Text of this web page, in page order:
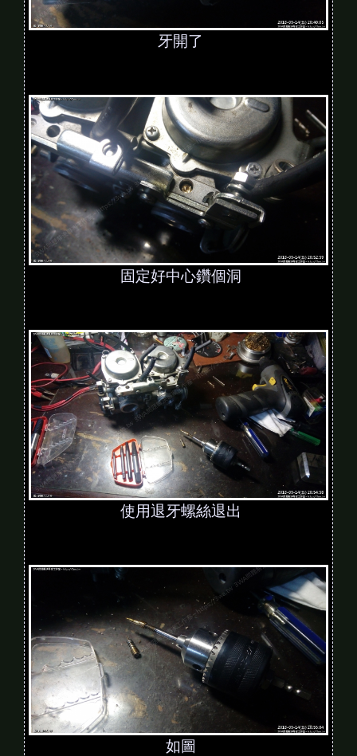
牙開了
固定好中心鑽個洞
使用退牙螺絲退出
如圖